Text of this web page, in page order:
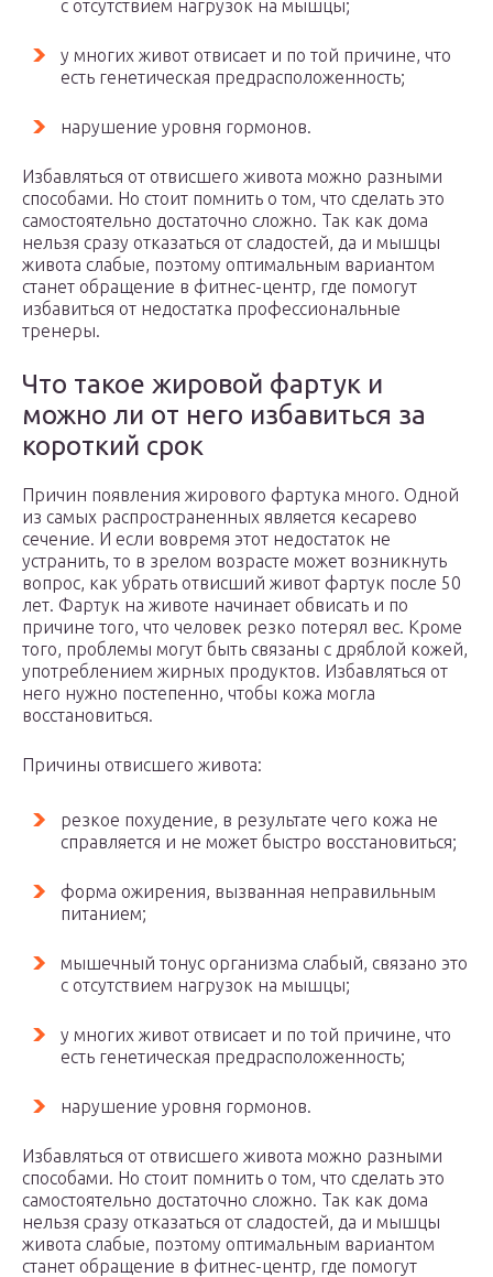
с отсутствием нагрузок на мышцы;
у многих живот отвисает и по той причине, что
есть генетическая предрасположенность;
нарушение уровня гормонов.
Избавляться от отвисшего живота можно разными
способами. Но стоит помнить о том, что сделать это
самостоятельно достаточно сложно. Так как дома
нельзя сразу отказаться от сладостей, да и мышцы
живота слабые, поэтому оптимальным вариантом
станет обращение в фитнес-центр, где помогут
избавиться от недостатка профессиональные
тренеры.
Что такое жировой фартук и
можно ли от него избавиться за
короткий срок
Причин появления жирового фартука много. Одной
из самых распространенных является кесарево
сечение. И если вовремя этот недостаток не
устранить, то в зрелом возрасте может возникнуть
вопрос, как убрать отвисший живот фартук после 50
лет. Фартук на животе начинает обвисать и по
причине того, что человек резко потерял вес. Кроме
того, проблемы могут быть связаны с дряблой кожей,
употреблением жирных продуктов. Избавляться от
него нужно постепенно, чтобы кожа могла
восстановиться.
Причины отвисшего живота:
резкое похудение, в результате чего кожа не
справляется и не может быстро восстановиться;
форма ожирения, вызванная неправильным
питанием;
мышечный тонус организма слабый, связано это
с отсутствием нагрузок на мышцы;
у многих живот отвисает и по той причине, что
есть генетическая предрасположенность;
нарушение уровня гормонов.
Избавляться от отвисшего живота можно разными
способами. Но стоит помнить о том, что сделать это
самостоятельно достаточно сложно. Так как дома
нельзя сразу отказаться от сладостей, да и мышцы
живота слабые, поэтому оптимальным вариантом
станет обращение в фитнес-центр, где помогут